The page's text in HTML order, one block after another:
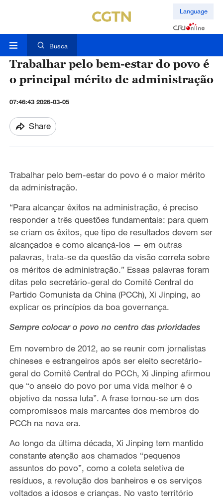
Language
Busca
Trabalhar pelo bem-estar do povo é
o principal mérito de administração
07:46:43 2026-03-05
Share
Trabalhar pelo bem-estar do povo é o maior mérito
da administração.
“Para alcançar êxitos na administração, é preciso
responder a três questões fundamentais: para quem
se criam os êxitos, quetipo de resultados devem ser
alcançados e como alcançá-los — em outras
palavras, trata-se da questão da visão correta sobre
os méritos de administração.” Essas palavras foram
ditas pelo secretário-geral do Comitê Central do
Partido Comunista da China (PCCh), Xi Jinping, ao
explicar os princípios da boa governança.
Sempre colocar o povo no centro das prioridades
Em novembro de 2012, ao se reunir com jornalistas
chineses e estrangeiros após ser eleito secretário-
geral do Comitê Central do PCCh, Xi Jinping afirmou
que “o anseio do povo por uma vida melhor é o
objetivo danossa luta”. A frase tornou-se um dos
compromissos mais marcantes dos membros do
PCCh na nova era.
Ao longo da última década, Xi Jinping tem mantido
constante atenção aos chamados “pequenos
assuntos do povo”, como a coleta seletiva de
resíduos, a revolução dos banheiros e os serviços
voltados a idosos e crianças. No vasto território